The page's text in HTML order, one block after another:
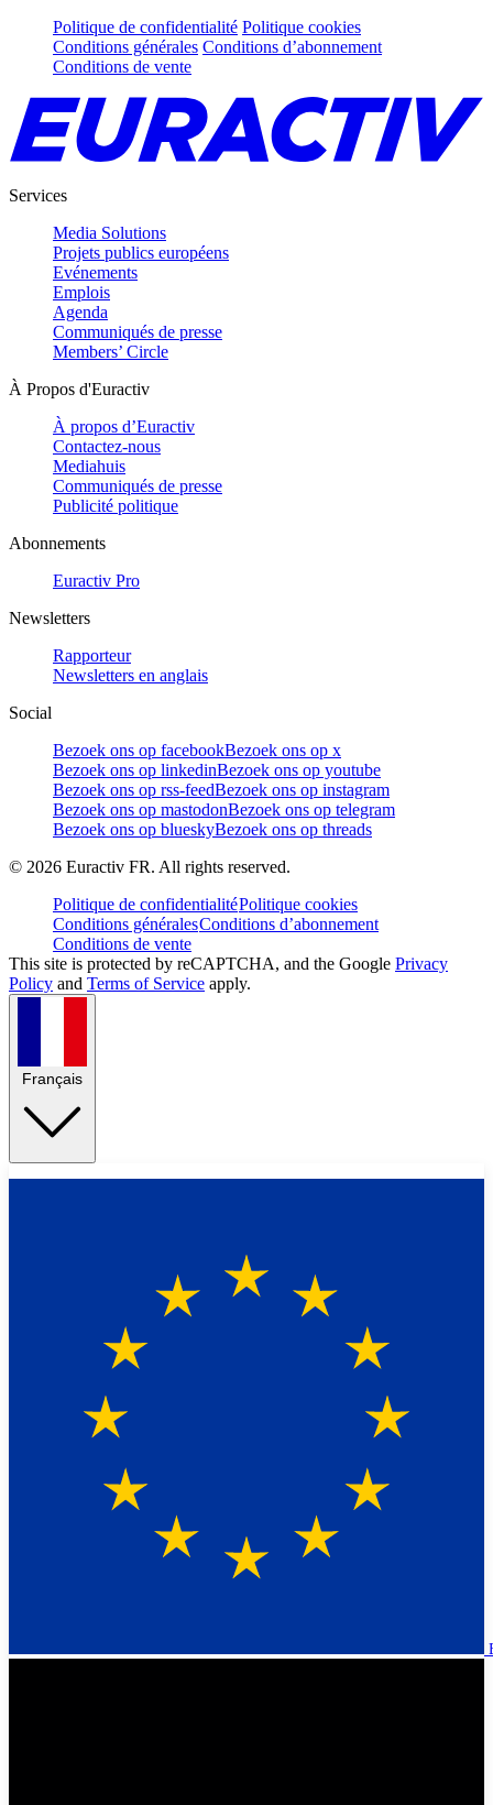
Politique de confidentialité Politique cookies
Conditions générales Conditions d’abonnement
Conditions de vente
Services
Media Solutions
Projets publics européens
Evénements
Emplois
Agenda
Communiqués de presse
Members’ Circle
À Propos d'Euractiv
À propos d’Euractiv
Contactez-nous
Mediahuis
Communiqués de presse
Publicité politique
Abonnements
Euractiv Pro
Newsletters
Rapporteur
Newsletters en anglais
Social
Bezoek ons op facebookBezoek ons op x
Bezoek ons op linkedinBezoek ons op youtube
Bezoek ons op rss-feedBezoek ons op instagram
Bezoek ons op mastodonBezoek ons op telegram
Bezoek ons op blueskyBezoek ons op threads
© 2026 Euractiv FR. All rights reserved.
Politique de confidentialitéPolitique cookies
Conditions généralesConditions d’abonnement
Conditions de vente
This site is protected by reCAPTCHA, and the Google Privacy
Policy and Terms of Service apply.
Français